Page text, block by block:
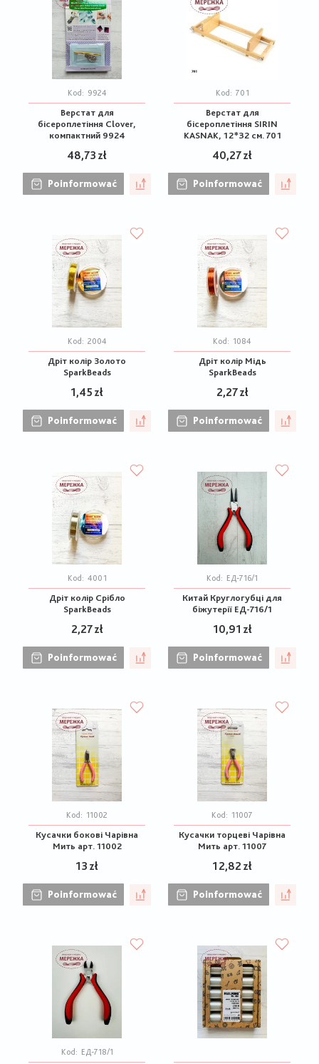
Kod: 9924
Верстат для
бісероплетіння Clover,
компактний 9924
48,73 zł
Poinformować
Kod: 701
Верстат для
бісероплетіння SIRIN
KASNAK, 12*32 см. 701
40,27 zł
Poinformować
Kod: 2004
Дріт колір Золото
SparkBeads
1,45 zł
Poinformować
Kod: 1084
Дріт колір Мідь
SparkBeads
2,27 zł
Poinformować
Kod: 4001
Дріт колір Срібло
SparkBeads
2,27 zł
Poinformować
Kod: ЕД-716/1
Китай Круглогубці для
біжутерії ЕД-716/1
10,91 zł
Poinformować
Kod: 11002
Кусачки бокові Чарівна
Мить арт. 11002
13 zł
Poinformować
Kod: 11007
Кусачки торцеві Чарівна
Мить арт. 11007
12,82 zł
Poinformować
Kod: ЕД-718/1